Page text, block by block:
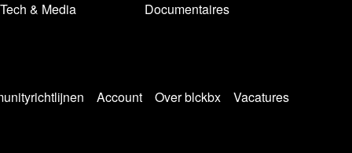
Tech & Media
Documentaires
Account Over blckbx Vacatures